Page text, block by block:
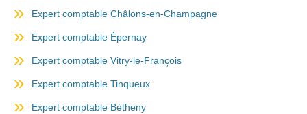
Expert comptable Châlons-en-Champagne
Expert comptable Épernay
Expert comptable Vitry-le-François
Expert comptable Tinqueux
Expert comptable Bétheny